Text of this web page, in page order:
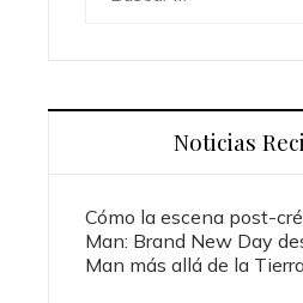
Noticias
Cómo la escena post-
Man: Brand New Day
Man más allá de la